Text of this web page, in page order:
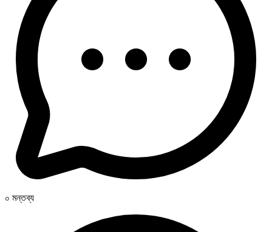
০ মন্তব্য